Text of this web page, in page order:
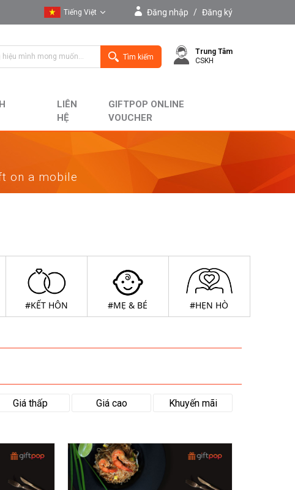
Tiếng Việt
English
Đăng nhập / Đăng ký
Tìm kiếm
Trung Tâm
CSKH
LIÊN
HỆ
GIFTPOP ONLINE
VOUCHER
on a mobile
#KẾT HÔN #MẸ & BÉ #HẸN HÒ
Giá thấp Giá cao Khuyến mãi